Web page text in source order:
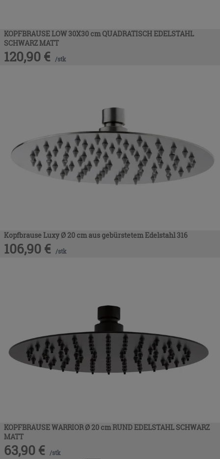
KOPFBRAUSE LOW 30X30 cm QUADRATISCH EDELSTAHL
SCHWARZ MATT
120,90 € /stk
Kopfbrause Luxy Ø 20 cm aus gebürstetem Edelstahl 316
106,90 € /stk
KOPFBRAUSE WARRIOR Ø 20 cm RUND EDELSTAHL SCHWARZ
MATT
63,90 € /stk